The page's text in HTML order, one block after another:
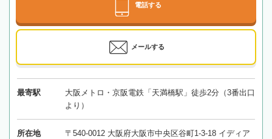
電話する
メールする
最寄駅
大阪メトロ・京阪電鉄「天満橋駅」徒歩2分（3番出口
より）
所在地
〒540-0012 大阪府大阪市中央区谷町1-3-18 イディア